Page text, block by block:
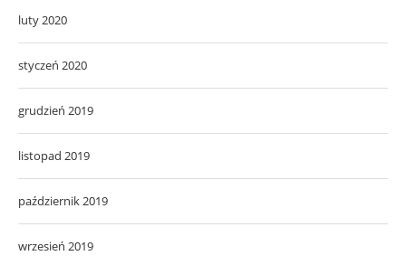
luty 2020
styczeń 2020
grudzień 2019
listopad 2019
październik 2019
wrzesień 2019